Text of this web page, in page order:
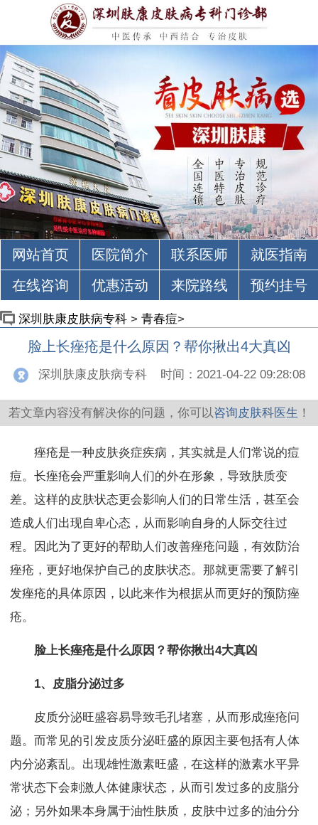
网站首页 医院简介 联系医师
就医指南
在线咨询
优惠活动 来院路线 预约挂号
深圳肤康皮肤病专科 > 青春痘>
脸上长痤疮是什么原因？帮你揪出4大真凶
深圳肤康皮肤病专科 时间：2021-04-22 09:28:08
若文章内容没有解决你的问题，你可以咨询皮肤科医生 ！
痤疮是一种皮肤炎症疾病，其实就是人们常说的痘
痘。长痤疮会严重影响人们的外在形象，导致肤质变
差。这样的皮肤状态更会影响人们的日常生活，甚至会
造成人们出现自卑心态，从而影响自身的人际交往过
程。因此为了更好的帮助人们改善痤疮问题，有效防治
痤疮，更好地保护自己的皮肤状态。那就更需要了解引
发痤疮的具体原因，以此来作为根据从而更好的预防痤
疮。
脸上长痤疮是什么原因？帮你揪出4大真凶
1、皮脂分泌过多
皮质分泌旺盛容易导致毛孔堵塞，从而形成痤疮问
题。而常见的引发皮质分泌旺盛的原因主要包括有人体
内分泌紊乱。出现雄性激素旺盛，在这样的激素水平异
常状态下会刺激人体健康状态，从而引发过多的皮脂分
泌；另外如果本身属于油性肤质，皮肤中过多的油分分